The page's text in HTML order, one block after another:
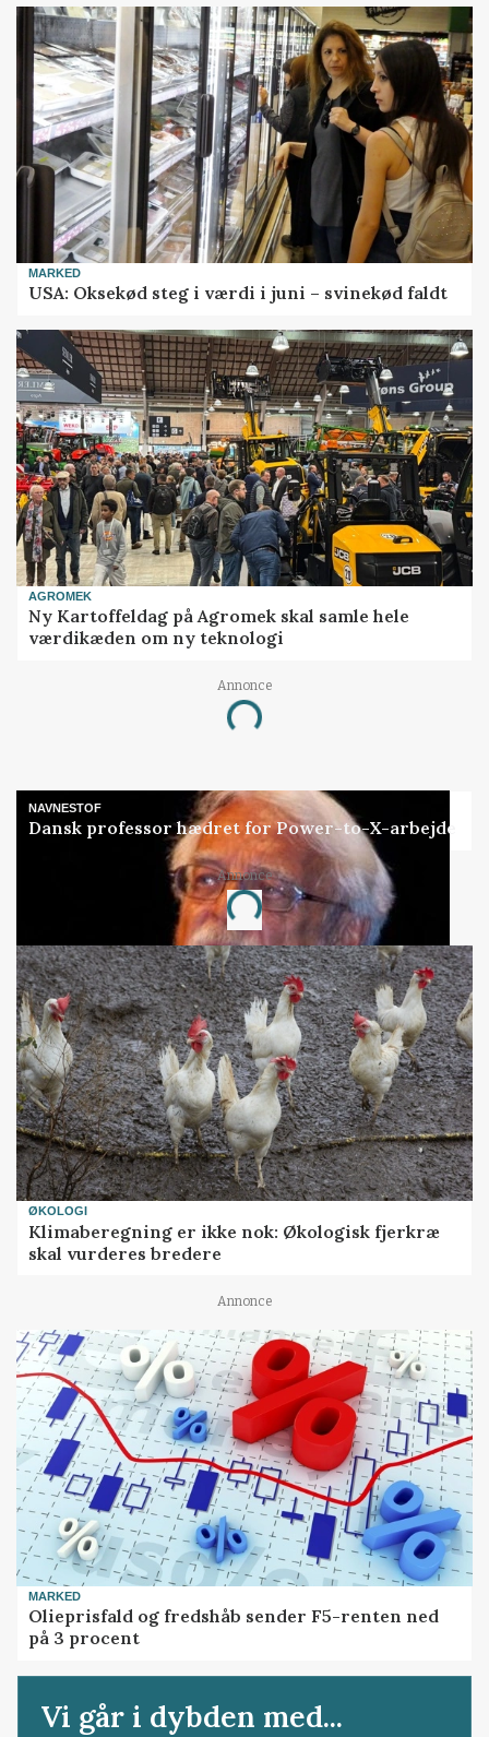
MARKED
USA: Oksekød steg i værdi i juni – svinekød faldt
AGROMEK
Ny Kartoffeldag på Agromek skal samle hele
værdikæden om ny teknologi
Annonce
Loading...
NAVNESTOF
Dansk professor hædret for Power-to-X-arbejde
Annonce
Loading...
ØKOLOGI
Klimaberegning er ikke nok: Økologisk fjerkræ
skal vurderes bredere
Annonce
MARKED
Olieprisfald og fredshåb sender F5-renten ned
på 3 procent
Vi går i dybden med...